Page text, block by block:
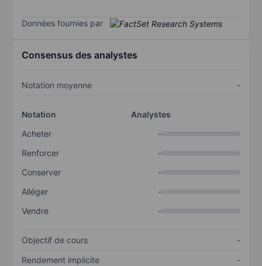
Données fournies par
Consensus des analystes
Notation moyenne -
Notation
Analystes
Acheter
-
Renforcer
-
Conserver
-
Alléger
-
Vendre
-
Objectif de cours
-
Rendement implicite
-